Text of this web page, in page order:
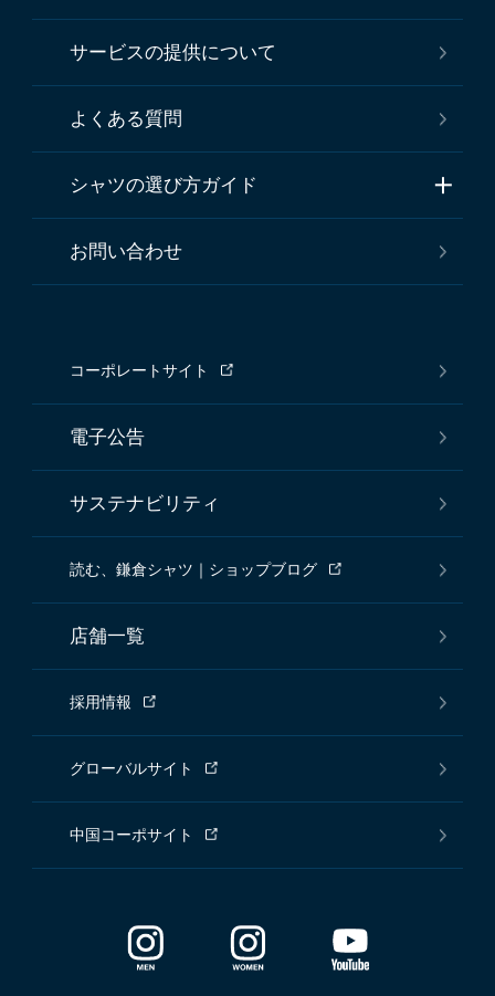
サービスの提供について
よくある質問
シャツの選び方ガイド
お問い合わせ
コーポレートサイト
電子公告
サステナビリティ
読む、鎌倉シャツ｜ショップブログ
店舗一覧
採用情報
グローバルサイト
中国コーポサイト